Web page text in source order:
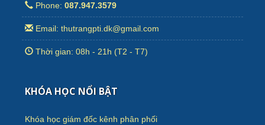
Phone:087.947.3579
Email: thutrangpti.dk@gmail.com
Thời gian: 08h - 21h (T2 - T7)
KHÓA HỌC NỔI BẬT
Khóa học giám đốc kênh phân phối